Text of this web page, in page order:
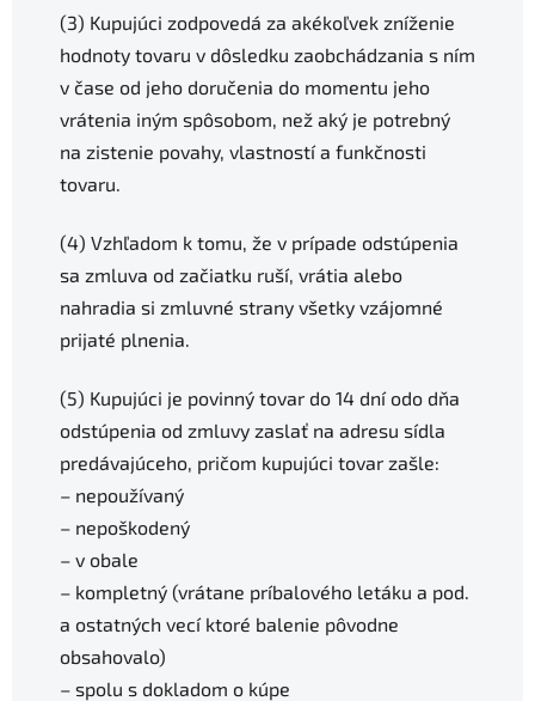
(3) Kupujúci zodpovedá za akékoľvek zníženie
hodnoty tovaru v dôsledku zaobchádzania s ním
v čase od jeho doručenia do momentu jeho
vrátenia iným spôsobom, než aký je potrebný
na zistenie povahy, vlastností a funkčnosti
tovaru.
(4) Vzhľadom k tomu, že v prípade odstúpenia
sa zmluva od začiatku ruší, vrátia alebo
nahradia si zmluvné strany všetky vzájomné
prijaté plnenia.
(5) Kupujúci je povinný tovar do 14 dní odo dňa
odstúpenia od zmluvy zaslať na adresu sídla
predávajúceho, pričom kupujúci tovar zašle:
– nepoužívaný
– nepoškodený
– v obale
– kompletný (vrátane príbalového letáku a pod.
a ostatných vecí ktoré balenie pôvodne
obsahovalo)
– spolu s dokladom o kúpe